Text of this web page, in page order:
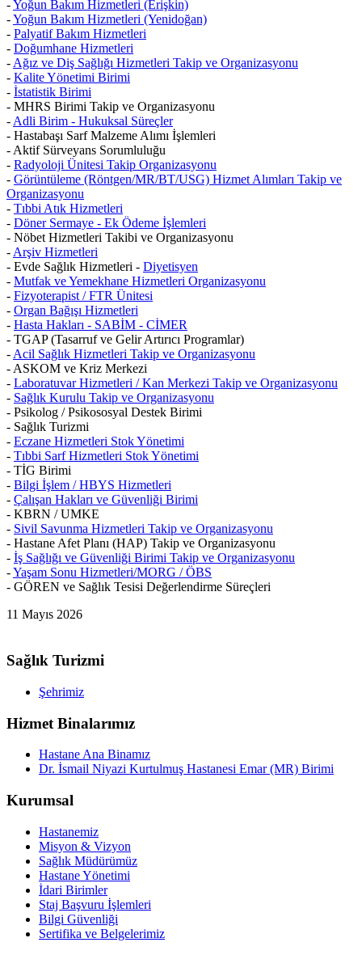
-Yoğun Bakım Hizmetleri (Erişkin)
-Yoğun Bakım Hizmetleri (Yenidoğan)
- Palyatif Bakım Hizmetleri
- Doğumhane Hizmetleri
- Ağız ve Diş Sağlığı Hizmetleri Takip ve Organizasyonu
- Kalite Yönetimi Birimi
- İstatistik Birimi
- MHRS Birimi Takip ve Organizasyonu
- Adli Birim - Hukuksal Süreçler
- Hastabaşı Sarf Malzeme Alımı İşlemleri
- Aktif Sürveyans Sorumluluğu
- Radyoloji Ünitesi Takip Organizasyonu
- Görüntüleme (Röntgen/MR/BT/USG) Hizmet Alımları Takip ve
Organizasyonu
- Tıbbi Atık Hizmetleri
- Döner Sermaye - Ek Ödeme İşlemleri
- Nöbet Hizmetleri Takibi ve Organizasyonu
- Arşiv Hizmetleri
- Evde Sağlık Hizmetleri - Diyetisyen
- Mutfak ve Yemekhane Hizmetleri Organizasyonu
- Fizyoterapist / FTR Ünitesi
- Organ Bağışı Hizmetleri
- Hasta Hakları - SABİM - CİMER
- TGAP (Tasarruf ve Gelir Artırıcı Programlar)
- Acil Sağlık Hizmetleri Takip ve Organizasyonu
- ASKOM ve Kriz Merkezi
- Laboratuvar Hizmetleri / Kan Merkezi Takip ve Organizasyonu
- Sağlık Kurulu Takip ve Organizasyonu
- Psikolog / Psikososyal Destek Birimi
- Sağlık Turizmi
- Eczane Hizmetleri Stok Yönetimi
- Tıbbi Sarf Hizmetleri Stok Yönetimi
- TİG Birimi
- Bilgi İşlem / HBYS Hizmetleri
- Çalışan Hakları ve Güvenliği Birimi
- KBRN / UMKE
- Sivil Savunma Hizmetleri Takip ve Organizasyonu
- Hastane Afet Planı (HAP) Takip ve Organizasyonu
- İş Sağlığı ve Güvenliği Birimi Takip ve Organizasyonu
-Yaşam Sonu Hizmetleri/MORG / ÖBS
- GÖREN ve Sağlık Tesisi Değerlendirme Süreçleri
11 Mayıs 2026
Sağlık Turizmi
Şehrimiz
Hizmet Binalarımız
Hastane Ana Binamız
Dr. İsmail Niyazi Kurtulmuş Hastanesi Emar (MR) Birimi
Kurumsal
Hastanemiz
Misyon & Vizyon
Sağlık Müdürümüz
Hastane Yönetimi
İdari Birimler
Staj Başvuru İşlemleri
Bilgi Güvenliği
Sertifika ve Belgelerimiz